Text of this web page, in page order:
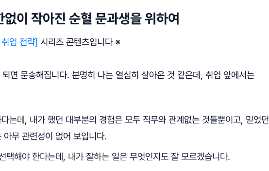
이 작아진 순혈 문과생을 위하여
업 전략] 시리즈 콘텐츠입니다 ※
면 문송해집니다. 분명히 나는 열심히 살아온 것 같은데, 취업 앞에서는
는데, 내가 했던 대부분의 경험은 모두 직무와 관계없는 것들뿐이고, 믿었던
아무 관련성이 없어 보입니다.
택해야 한다는데, 내가 잘하는 일은 무엇인지도 잘 모르겠습니다.